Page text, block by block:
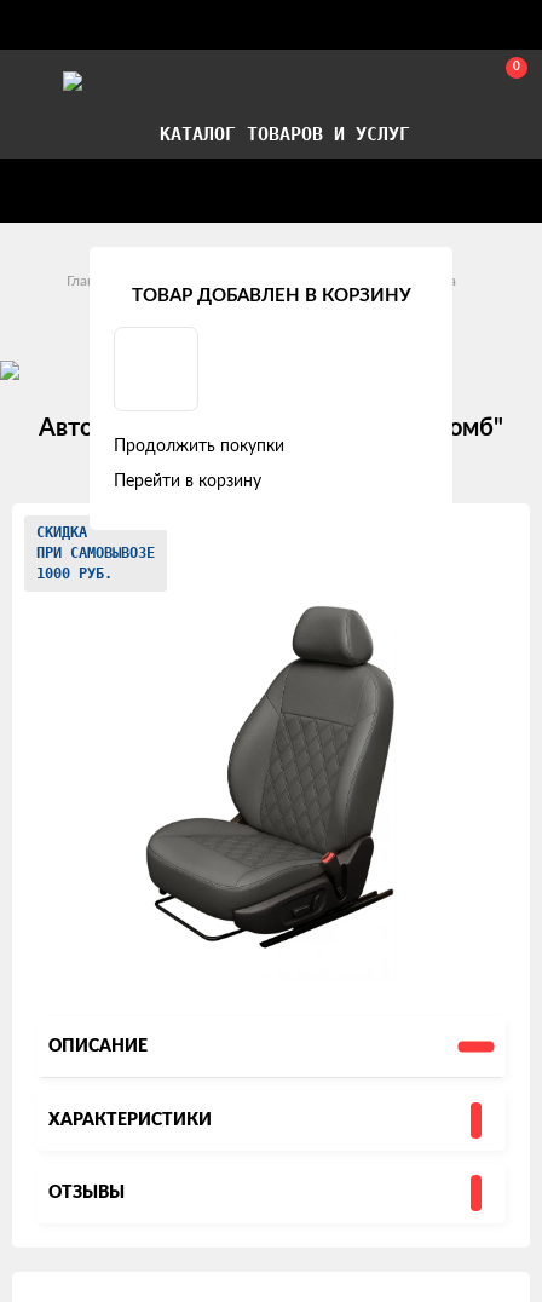
0
КАТАЛОГ ТОВАРОВ И УСЛУГ
Главная
Corsa
Opel Corsa D (2006 - 2010)
Авточехлы Opel Corsa D "Двойной ромб"
экокожа, серый
Изображения
товаров
СКИДКА
ПРИ САМОВЫВОЗЕ
1000 РУБ.
ОПИСАНИЕ
ХАРАКТЕРИСТИКИ
ОТЗЫВЫ
ТОВАР ДОБАВЛЕН В КОРЗИНУ
Продолжить покупки
Перейти в корзину